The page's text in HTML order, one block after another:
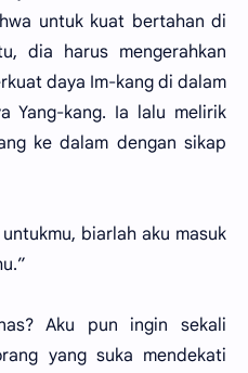
untuk kuat bertahan di
dia harus mengerahkan
daya Im-kang di dalam
Yang-kang. Ia lalu melirik
ke dalam dengan sikap
biarlah aku masuk
Aku pun ingin sekali
yang suka mendekati